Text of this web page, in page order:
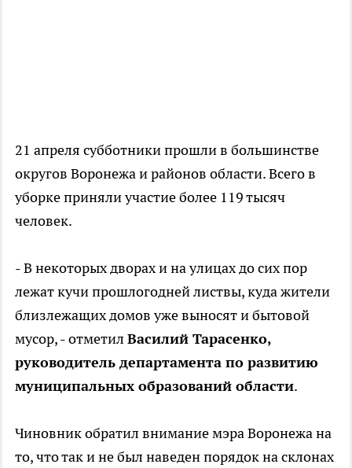
21 апреля субботники прошли в большинстве
округов Воронежа и районов области. Всего в
уборке приняли участие более 119 тысяч
человек.
- В некоторых дворах и на улицах до сих пор
лежат кучи прошлогодней листвы, куда жители
близлежащих домов уже выносят и бытовой
мусор, - отметил Василий Тарасенко,
руководитель департамента по развитию
муниципальных образований области.
Чиновник обратил внимание мэра Воронежа на
то, что так и не был наведен порядок на склонах